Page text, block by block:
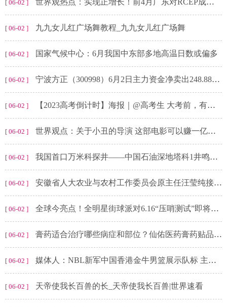
[ 06-02 ] 世界观热点：实现正增长！前4月广东对RCEP成员国进出口额达到7362.5亿元
[ 06-02 ] 九九女儿红广场舞教程_九九女儿红广场舞
[ 06-02 ] 国家气候中心：6月我国中东部多地高温日数或偏多
[ 06-02 ] 宁波方正（300998）6月2日主力资金净卖出248.88万元_世界观速讯
[ 06-02 ] 【2023高考倒计时】海报｜@高考生 大考前，有些话想对你说……
[ 06-02 ] 世界观点：关于小丑的导演 这部电影可以赚一亿美金的相关信息
[ 06-02 ] 我国首口万米科探井——中国石油深地塔科1井鸣笛开钻_全球快看点
[ 06-02 ] 安徽省人大农业与农村工作委员会原主任汪莹纯接受审查调查
[ 06-02 ] 全球今亮点！全明星街球派对6.16“压哨测试”即将来袭！超多好礼等你来领取！
[ 06-02 ] 膏药适合治疗哪些病症和部位？仙佑医药膏药贴品牌怎么代理？
[ 06-02 ] 媒体人：NBL新军中国香港金牛男篮展示队标 主场计划定于中国香港
[ 06-02 ] 天帝使我长百兽的长_天帝使我长百兽|世界速看